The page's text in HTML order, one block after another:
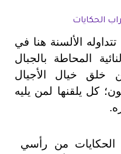
الحكايات
الألسنة هنا في
المحاطة بالجبال
خيال الأجيال
كل يلقنها لمن يليه
من رأسي